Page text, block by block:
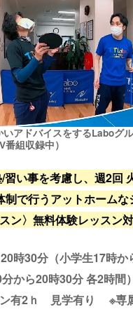
いアドバイスをするLaboグ
番組収録中）
/習い事を考慮し、週2回
制で行うアットホームな
ン〉無料体験レッスン
時30分（小学生17時か
から20時30分 各2時間
有2ｈ 見学有り
※専